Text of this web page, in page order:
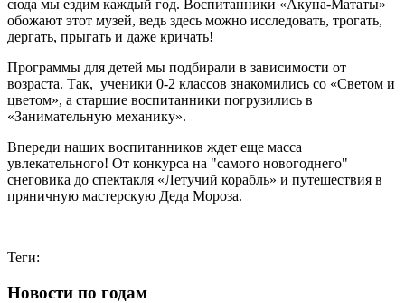
сюда мы ездим каждый год. Воспитанники «Акуна-Мататы»
обожают этот музей, ведь здесь можно исследовать, трогать,
дергать, прыгать и даже кричать!
Программы для детей мы подбирали в зависимости от
возраста. Так, ученики 0-2 классов знакомились со «Светом и
цветом», а старшие воспитанники погрузились в
«Занимательную механику».
Впереди наших воспитанников ждет еще масса
увлекательного! От конкурса на "самого новогоднего"
снеговика до спектакля «Летучий корабль» и путешествия в
пряничную мастерскую Деда Мороза.
Теги:
Новости по годам